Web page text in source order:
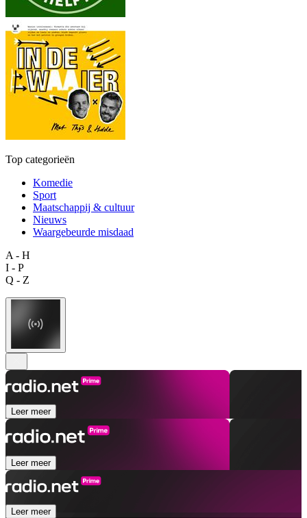
Top categorieën
Komedie
Sport
Maatschappij & cultuur
Nieuws
Waargebeurde misdaad
A - H
I - P
Q - Z
Leer meer
Leer meer
Leer meer